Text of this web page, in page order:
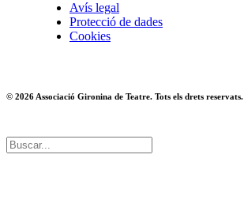
Avís legal
Protecció de dades
Cookies
© 2026 Associació Gironina de Teatre. Tots els drets reservats.